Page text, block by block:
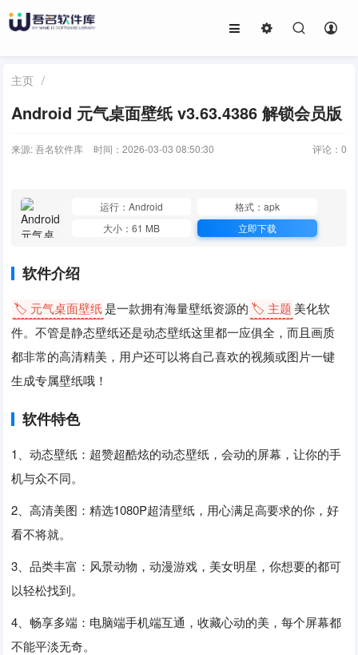
主页 /
Android 元气桌面壁纸 v3.63.4386 解锁会员版
来源: 吾名软件库 时间：2026-03-03 08:50:30 评论： 0
运行：Android
格式：apk
大小：61 MB
立即下载
软件介绍
🏷️ 元气桌面壁纸是一款拥有海量壁纸资源的 🏷️ 主题 美化软
件。不管是静态壁纸还是动态壁纸这里都一应俱全，而且画质
都非常的高清精美，用户还可以将自己喜欢的视频或图片一键
生成专属壁纸哦！
软件特色
1、动态壁纸：超赞超酷炫的动态壁纸，会动的屏幕，让你的手
机与众不同。
2、高清美图：精选1080P超清壁纸，用心满足高要求的你，好
看不将就。
3、品类丰富：风景动物，动漫游戏，美女明星，你想要的都可
以轻松找到。
4、畅享多端：电脑端手机端互通，收藏心动的美，每个屏幕都
不能平淡无奇。